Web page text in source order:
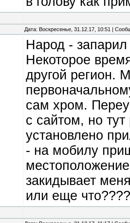
Дата: Воскресенье, 31.12.17, 10:51 |
Народ -
Некоторое
другой регион.
сам хром.
с сайтом, но
установлено
- на мобилу
закидывает
или еще что????